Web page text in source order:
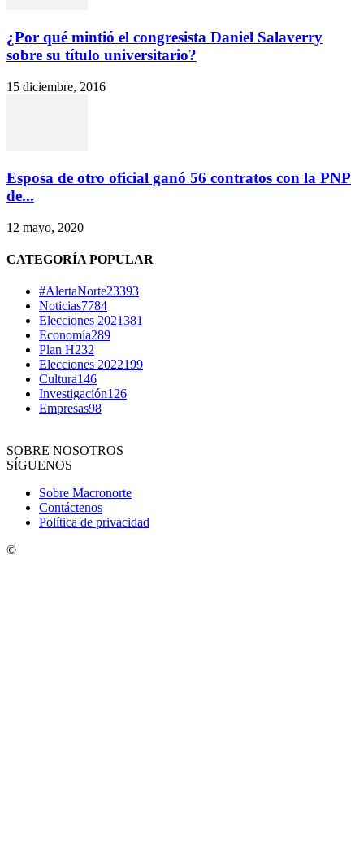
¿Por qué mintió el congresista Daniel Salaverry
sobre su título universitario?
15 diciembre, 2016
Esposa de otro oficial ganó 56 contratos con la PNP
de...
12 mayo, 2020
CATEGORÍA POPULAR
#AlertaNorte23393
Noticias7784
Elecciones 2021381
Economía289
Plan H232
Elecciones 2022199
Cultura146
Investigación126
Empresas98
SOBRE NOSOTROS
SÍGUENOS
Sobre Macronorte
Contáctenos
Política de privacidad
©